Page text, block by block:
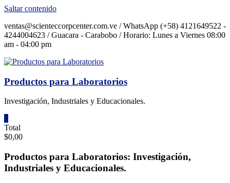
Saltar contenido
ventas@scienteccorpcenter.com.ve / WhatsApp (+58) 4121649522 -
4244004623 / Guacara - Carabobo / Horario: Lunes a Viernes 08:00
am - 04:00 pm
Productos para Laboratorios
Investigación, Industriales y Educacionales.
Total
$0,00
Productos para Laboratorios: Investigación,
Industriales y Educacionales.